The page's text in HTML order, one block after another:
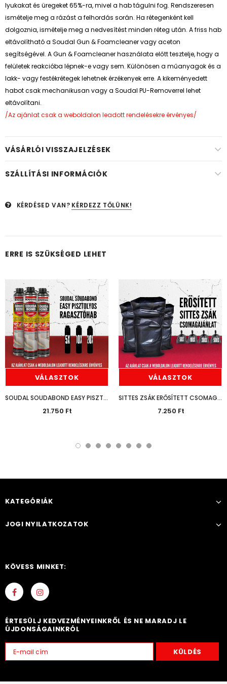
lyukakat és üregeket 65%-ra, mivel a hab tágulni fog. Rendszeresen
ismételje meg a rázást a felhordás során. Ha rétegenként kell
dolgoznia, ismételje meg a nedvesítést minden réteg után. A friss hab
eltávolítható a Soudal Gun & Foamcleaner vagy aceton
segítségével. A Gun & Foamcleaner használata előtt tesztelje, hogy a
felületek reakcióba lépnek-e vagy sem. Különösen a műanyagok és a
lakk- vagy festékrétegek lehetnek érzékenyek erre. A kikeményedett
habot csak mechanikusan vagy a Soudal PU-Removerrel lehet
eltávolítani.
/Az ajánlat csak a weboldalon leadott rendelésekre érvényes/
VÁSÁRLÓI VISSZAJELZÉSEK
SZÁLLÍTÁSI INFORMÁCIÓK
KÉRDÉSED VAN? KÉRDEZZ TŐLÜNK!
ERRE IS SZÜKSÉGED LEHET
VÁLASZTOK
SOUDAL SOUDABOND EASY PISZTOLYOS 750ML CSOMAGAJÁNLAT
21.750 Ft
VÁLASZTOK
SITTES ZSÁK ERŐSÍTETT CSOMAGAJÁNLAT
7.250 Ft
KATEGÓRIÁK
JOGI NYILATKOZATOK
KÖVESS MINKET:
ÉRTESÜLJ KEDVEZMÉNYEINKRŐL ÉS NE MARADJ LE
ÚJDONSÁGAINKRÓL